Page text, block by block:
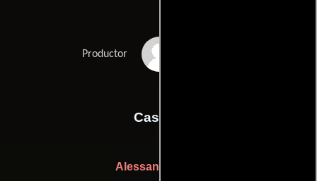
Productor
Casting
Alessandra Tosi